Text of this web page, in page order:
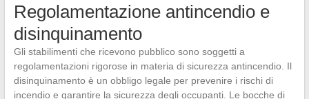
Regolamentazione antincendio e
disinquinamento
Gli stabilimenti che ricevono pubblico sono soggetti a
regolamentazioni rigorose in materia di sicurezza antincendio. Il
disinquinamento è un obbligo legale per prevenire i rischi di
incendio e garantire la sicurezza degli occupanti. Le bocche di